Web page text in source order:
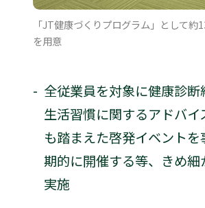
- 全従業員を対象に健康診
生活習慣に関するアドバ
も踏まえた啓発イベント
期的に開催する等、きめ細
実施
「JT健康づくりプログラム」として約
を用意